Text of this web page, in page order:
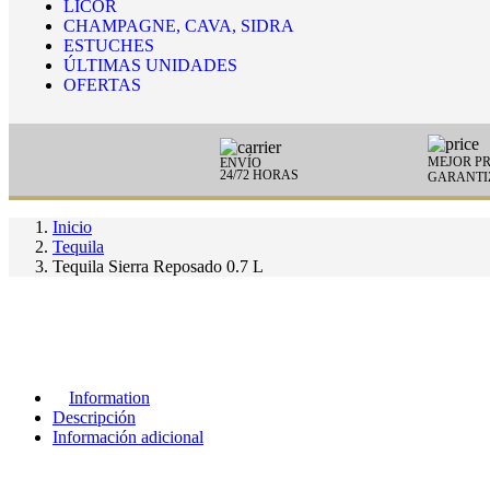
LICOR
CHAMPAGNE, CAVA, SIDRA
ESTUCHES
ÚLTIMAS UNIDADES
OFERTAS
ENVÍO
24/72 HORAS
MEJOR
Inicio
Tequila
Tequila Sierra Reposado 0.7 L
Information
Descripción
Información adicional